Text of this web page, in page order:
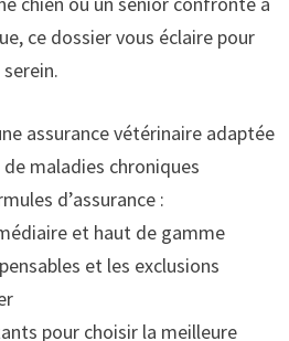
ce dossier vous éclaire pour
assurance vétérinaire adaptée
maladies chroniques
d’assurance :
et haut de gamme
et les exclusions
pour choisir la meilleure